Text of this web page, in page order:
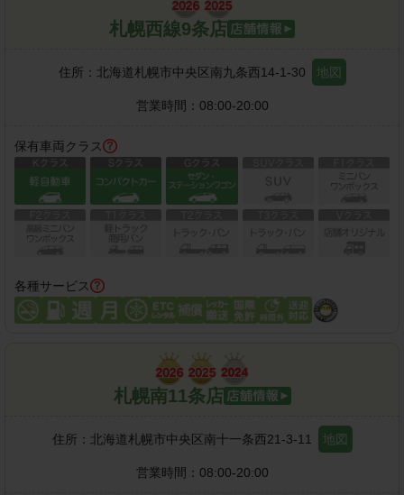
札幌西線9条店
住所： 北海道札幌市中央区南九条西14-1-30 地図
営業時間： 08:00-20:00
保有車両クラス
各種サービス
札幌南11条店
住所： 北海道札幌市中央区南十一条西21-3-11 地図
営業時間： 08:00-20:00